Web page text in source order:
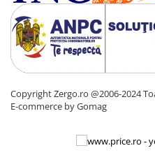
Copyright Zergo.ro @2006-2024
E-commerce by Gomag